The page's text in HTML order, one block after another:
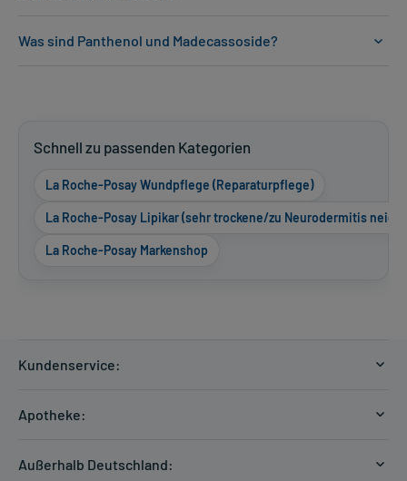
Was sind Panthenol und Madecassoside?
Schnell zu passenden Kategorien
La Roche-Posay Wundpflege (Reparaturpflege)
La Roche-Posay Lipikar (sehr trockene/zu Neurodermitis
La Roche-Posay Markenshop
Kundenservice:
Zahlungsarten
Apotheke:
Außerhalb Deutschland: